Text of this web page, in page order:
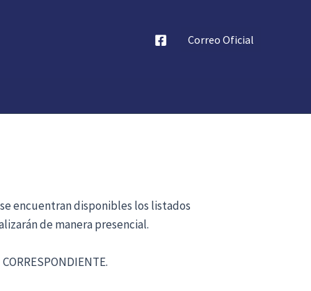
Correo Oficial
encuentran disponibles los listados
de manera presencial.